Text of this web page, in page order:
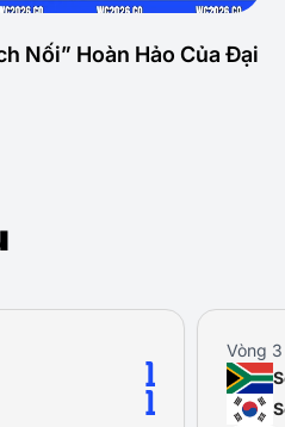
Nối” Hoàn Hảo Của Đại
1
1
Vòng 3